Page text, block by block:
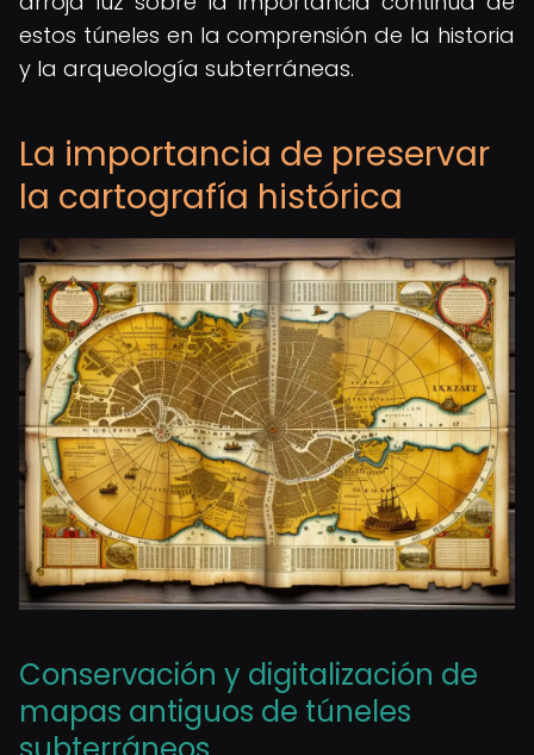
estos túneles en la comprensión de la historia
y la arqueología subterráneas.
La importancia de preservar
la cartografía histórica
Conservación y digitalización de
mapas antiguos de túneles